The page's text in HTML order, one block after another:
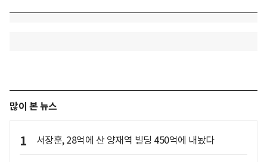
많이 본 뉴스
1 서장훈, 28억에 산 양재역 빌딩 450억에 내놨다